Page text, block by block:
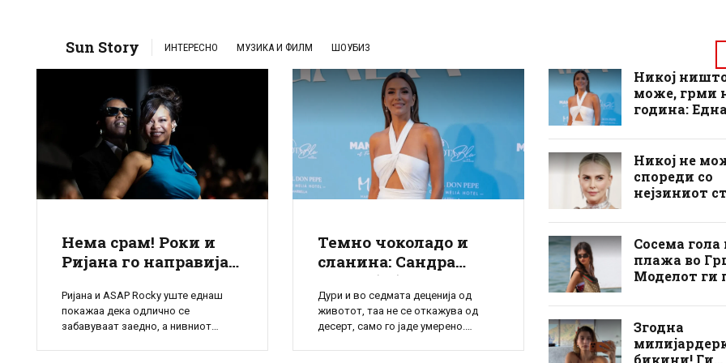
Sun Story ИНТЕРЕСНО МУЗИКА И ФИЛМ ШОУБИЗ
Нема срам! Роки и
Ријана го направија
трибините! Луѓето
гледаат, не веруваат,
но за нив беше
Ријана и ASAP Rocky уште еднаш
покажаа дека одлично се
забавуваат заедно, а нивниот
Темно чоколадо и
сланина: Сандра
Булок (62) изгледа 20
години помлада, ова
е нејзиниот магичен
рецепт
Дури и во седмата деценија од
животот, таа не се откажува од
десерт, само го јаде умерено.
Никој
може, грми
година:
се соблече,
гледаат
Никој не
спореди со
нејзиниот
својот
целиот свет
зборува
пластична
здолниште
Сосема гола
плажа во
Моделот ги
само со
Згодна
бикини! Ги